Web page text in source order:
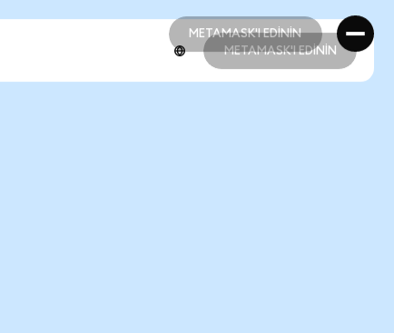
METAMASK'I EDİNİN
METAMASK'I EDİNİN
METAMASK'I EDİNİN